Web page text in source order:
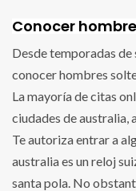
Conocer
Desde temporadas
conocer hombres
La mayoría de citas
ciudades de australia,
Te autoriza entrar a
australia es un reloj
santa pola. No